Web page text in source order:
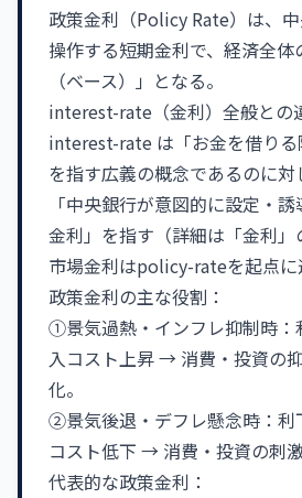
政策金利（Policy Rate）は、
操作する短期金利で、経済全
（ベース）」となる。
interest-rate（金利）全般との
interest-rate は「お金を借りる
を指す広義の概念であるのに
「中央銀行が意図的に設定・
金利」を指す（詳細は「金利」
市場金利はpolicy-rateを起点に
政策金利の主な役割：
①景気過熱・インフレ抑制時
入コスト上昇 → 消費・投資の
化。
②景気後退・デフレ懸念時：
コスト低下 → 消費・投資の刺
代表的な政策金利：